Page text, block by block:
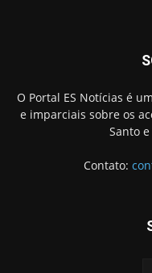
O Portal ES Notícias é
e imparciais sobre os
Santo
Contato: